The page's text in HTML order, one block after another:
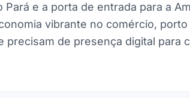
Pará e a porta de entrada para a
vibrante no comércio,
precisam de presença digital para